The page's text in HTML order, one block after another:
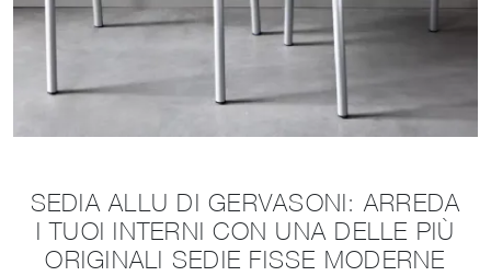
SEDIA ALLU DI GERVASONI: ARREDA
I TUOI INTERNI CON UNA DELLE PIÙ
ORIGINALI SEDIE FISSE MODERNE